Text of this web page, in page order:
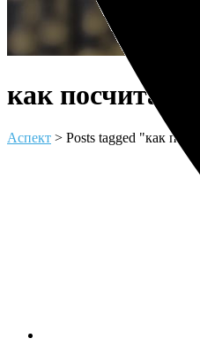
как посчитать
Аспект > Posts tagged "как